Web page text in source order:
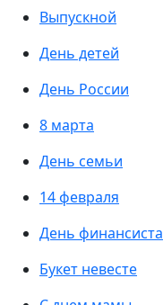
Выпускной
День детей
День России
8 марта
День семьи
14 февраля
День финансиста
Букет невесте